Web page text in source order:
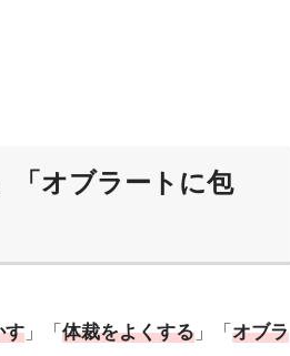
「オブラートに包
す 」「 体裁をよくする 」「 オブラ